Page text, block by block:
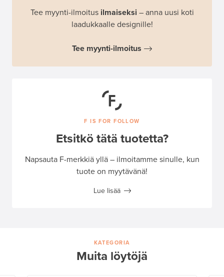
Tee myynti-ilmoitus ilmaiseksi – anna uusi koti
laadukkaalle designille!
Tee myynti-ilmoitus
F IS FOR FOLLOW
Etsitkö tätä tuotetta?
Napsauta F-merkkiä yllä – ilmoitamme sinulle, kun
tuote on myytävänä!
Lue lisää
KATEGORIA
Muita löytöjä